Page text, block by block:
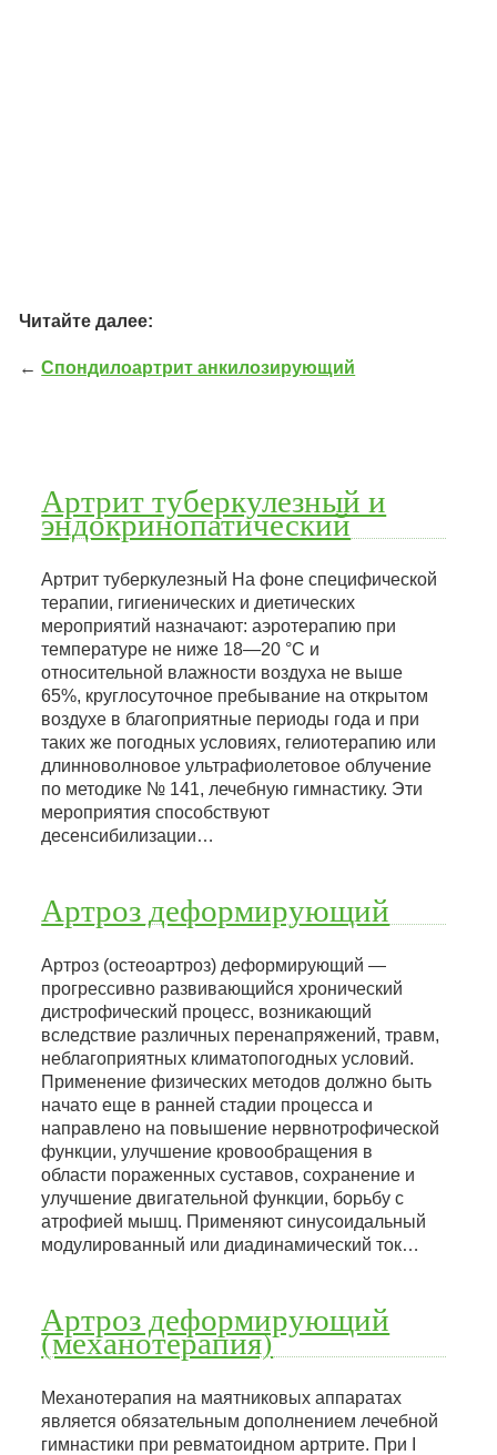
Читайте далее:
←Спондилоартрит анкилозирующий
Артрит туберкулезный и
эндокринопатический
Артрит туберкулезный На фоне специфической
терапии, гигиенических и диетических
мероприятий назначают: аэротерапию при
температуре не ниже 18—20 °С и
относительной влажности воздуха не выше
65%, круглосуточное пребывание на открытом
воздухе в благоприятные периоды года и при
таких же погодных условиях, гелиотерапию или
длинноволновое ультрафиолетовое облучение
по методике № 141, лечебную гимнастику. Эти
мероприятия способствуют
десенсибилизации…
Артроз деформирующий
Артроз (остеоартроз) деформирующий —
прогрессивно развивающийся хронический
дистрофический процесс, возникающий
вследствие различных перенапряжений, травм,
неблагоприятных климатопогодных условий.
Применение физических методов должно быть
начато еще в ранней стадии процесса и
направлено на повышение нервнотрофической
функции, улучшение кровообращения в
области пораженных суставов, сохранение и
улучшение двигательной функции, борьбу с
атрофией мышц. Применяют синусоидальный
модулированный или диадинамический ток…
Артроз деформирующий
(механотерапия)
Механотерапия на маятниковых аппаратах
является обязательным дополнением лечебной
гимнастики при ревматоидном артрите. При I